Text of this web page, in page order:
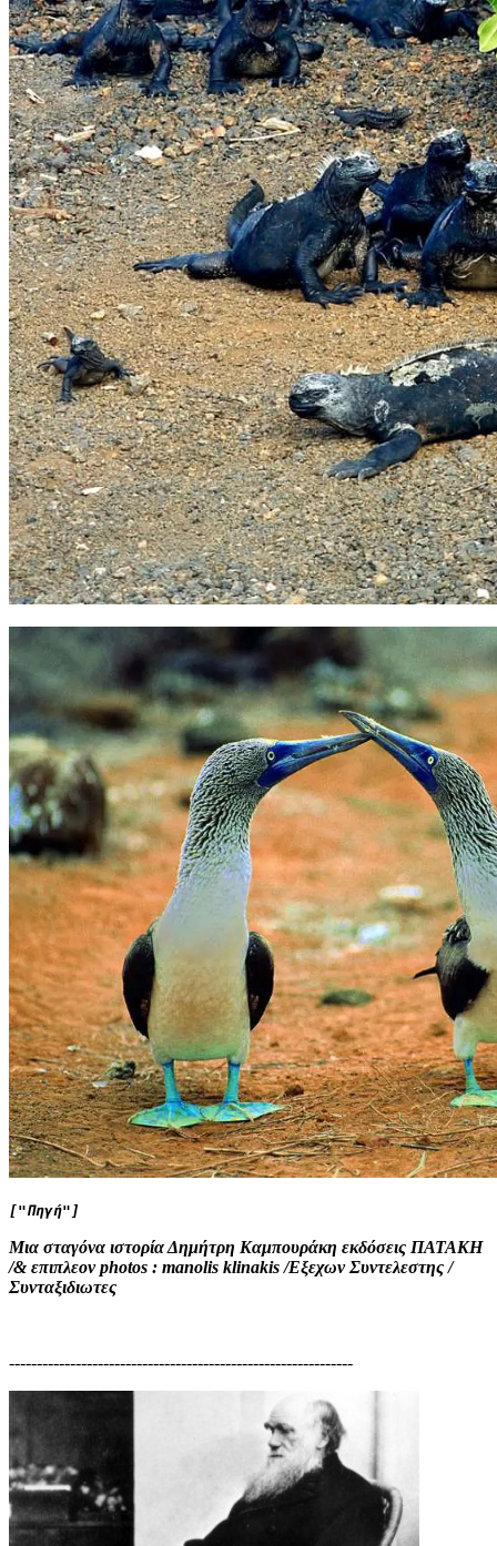
["Πηγή"]
Μια σταγόνα ιστορία Δημήτρη Καμπουράκη εκδόσεις ΠΑΤΑΚΗ
/& επιπλεον photos : manolis klinakis /Εξεχων Συντελεστης /
Συνταξιδιωτες
--------------------------------------------------------------